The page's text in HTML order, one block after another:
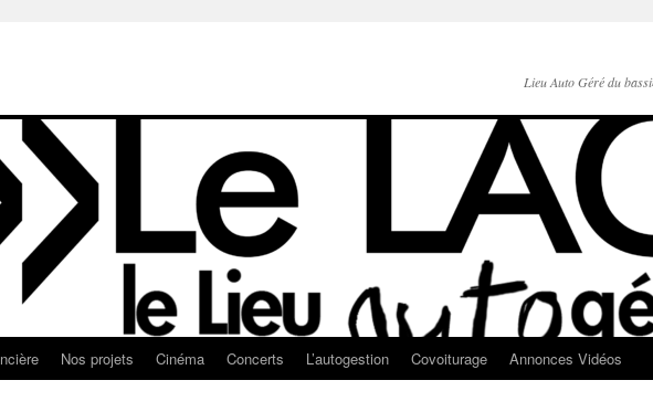
Lieu Auto Géré du
Nos projets Cinéma Concerts L’autogestion Covoiturage Annonces Vidéos